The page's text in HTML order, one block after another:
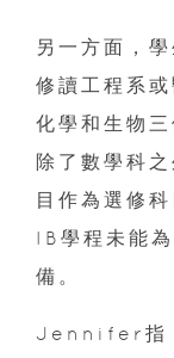
另一方面，
修讀工程系
化學和生物
除了數學科
目作為選修
IB學程未能
備。
Jennifer指